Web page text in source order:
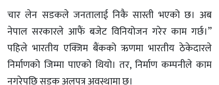
चार लेन सडकले जनतालाई निकै सास्ती भएको छ। अब
नेपाल सरकारले आफैं बजेट विनियोजन गरेर काम गर्छ।”
पहिले भारतीय एक्जिम बैंकको ऋणमा भारतीय ठेकेदारले
निर्माणको जिम्मा पाएको थियो। तर, निर्माण कम्पनीले काम